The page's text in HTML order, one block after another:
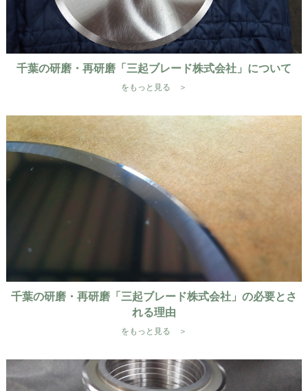
千葉の研磨・再研磨「三起ブレード株式会社」について
をもっと見る ＞
千葉の研磨・再研磨「三起ブレード株式会社」の必要とさ
れる理由
をもっと見る ＞